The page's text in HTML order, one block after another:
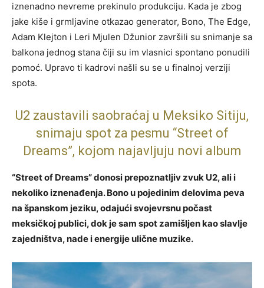
iznenadno nevreme prekinulo produkciju. Kada je zbog
jake kiše i grmljavine otkazao generator, Bono, The Edge,
Adam Klejton i Leri Mjulen Džunior završili su snimanje sa
balkona jednog stana čiji su im vlasnici spontano ponudili
pomoć. Upravo ti kadrovi našli su se u finalnoj verziji
spota.
U2 zaustavili saobraćaj u Meksiko Sitiju,
snimaju spot za pesmu “Street of
Dreams”, kojom najavljuju novi album
“Street of Dreams” donosi prepoznatljiv zvuk U2, ali i
nekoliko iznenađenja. Bono u pojedinim delovima peva
na španskom jeziku, odajući svojevrsnu počast
meksičkoj publici, dok je sam spot zamišljen kao slavlje
zajedništva, nade i energije ulične muzike.